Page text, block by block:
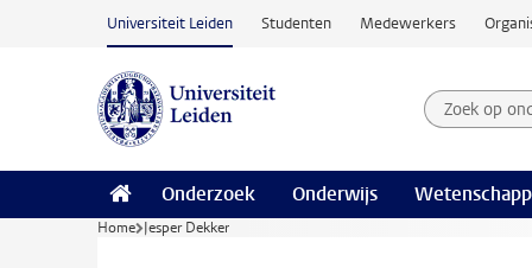
Ga naar hoofdinhoud
Universiteit Leiden Studenten Medewerkers
Zoek op
Zoekterm
Onderzoek Onderwijs
Home Jesper Dekker